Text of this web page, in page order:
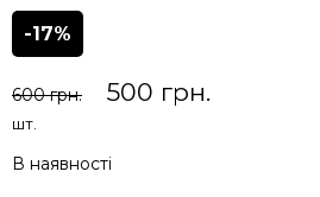
-17%
600 грн. 500 грн.
шт.
В наявності